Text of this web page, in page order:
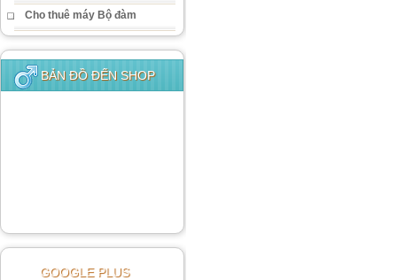
Cho thuê máy Bộ đàm
BẢN ĐỒ ĐẾN SHOP
GOOGLE PLUS